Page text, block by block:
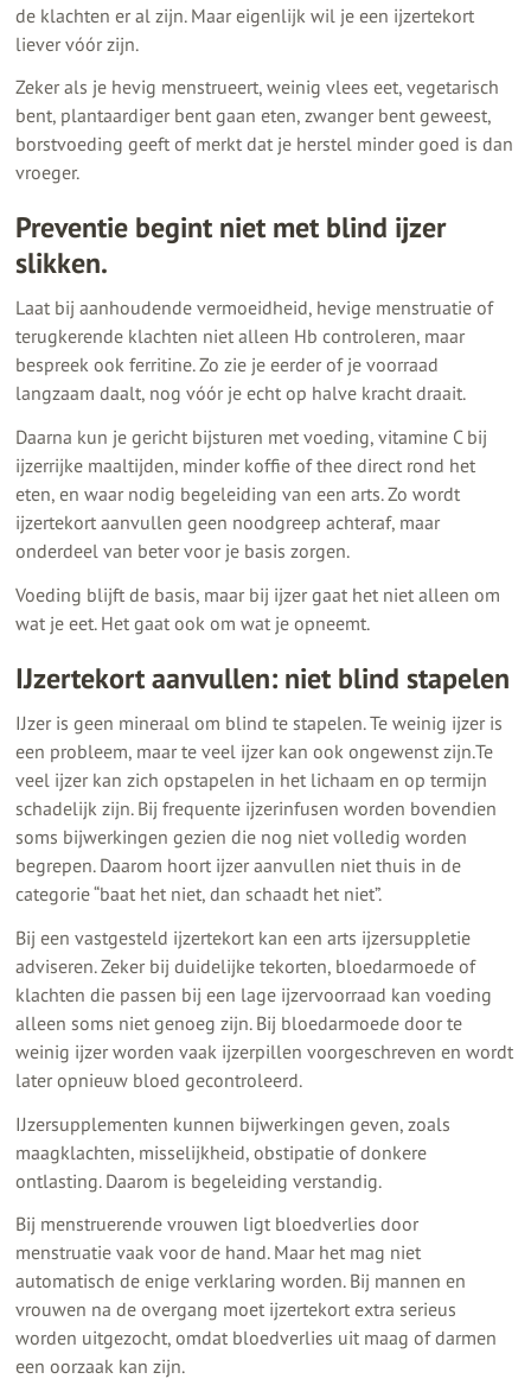
de klachten er al zijn. Maar eigenlijk wil je een ijzertekort
liever vóór zijn.
Zeker als je hevig menstrueert, weinig vlees eet, vegetarisch
bent, plantaardiger bent gaan eten, zwanger bent geweest,
borstvoeding geeft of merkt dat je herstel minder goed is dan
vroeger.
Preventie begint niet met blind ijzer
slikken.
Laat bij aanhoudende vermoeidheid, hevige menstruatie of
terugkerende klachten niet alleen Hb controleren, maar
bespreek ook ferritine. Zo zie je eerder of je voorraad
langzaam daalt, nog vóór je echt op halve kracht draait.
Daarna kun je gericht bijsturen met voeding, vitamine C bij
ijzerrijke maaltijden, minder koffie of thee direct rond het
eten, en waar nodig begeleiding van een arts. Zo wordt
ijzertekort aanvullen geen noodgreep achteraf, maar
onderdeel van beter voor je basis zorgen.
Voeding blijft de basis, maar bij ijzer gaat het niet alleen om
wat je eet. Het gaat ook om wat je opneemt.
IJzertekort aanvullen: niet blind stapelen
IJzer is geen mineraal om blind te stapelen. Te weinig ijzer is
een probleem, maar te veel ijzer kan ook ongewenst zijn.Te
veel ijzer kan zich opstapelen in het lichaam en op termijn
schadelijk zijn. Bij frequente ijzerinfusen worden bovendien
soms bijwerkingen gezien die nog niet volledig worden
begrepen. Daarom hoort ijzer aanvullen niet thuis in de
categorie “baat het niet, dan schaadt het niet”.
Bij een vastgesteld ijzertekort kan een arts ijzersuppletie
adviseren. Zeker bij duidelijke tekorten, bloedarmoede of
klachten die passen bij een lage ijzervoorraad kan voeding
alleen soms niet genoeg zijn. Bij bloedarmoede door te
weinig ijzer worden vaak ijzerpillen voorgeschreven en wordt
later opnieuw bloed gecontroleerd.
IJzersupplementen kunnen bijwerkingen geven, zoals
maagklachten, misselijkheid, obstipatie of donkere
ontlasting. Daarom is begeleiding verstandig.
Bij menstruerende vrouwen ligt bloedverlies door
menstruatie vaak voor de hand. Maar het mag niet
automatisch de enige verklaring worden. Bij mannen en
vrouwen na de overgang moet ijzertekort extra serieus
worden uitgezocht, omdat bloedverlies uit maag of darmen
een oorzaak kan zijn.